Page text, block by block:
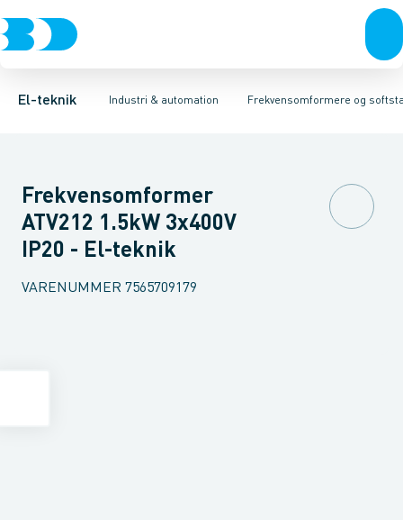
El-teknik Industri & automation
Afbrydere, stikkontakter & lampeudtagForgreningsmateriel
Frekvensomformere og
Industristiksystemer Frekvensomformere og softstartere
Frekvensomformer =˂1 kVFilter for lavspændingSoft Starter
Frekvensomformer
ATV212 1.5kW 3x400V
IP20 - El-teknik
VARENUMMER 7565709179